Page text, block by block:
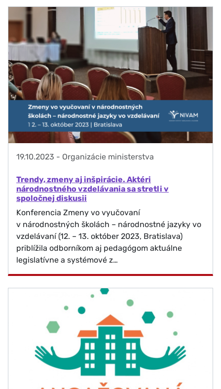
19.10.2023 - Organizácie ministerstva
Trendy, zmeny aj inšpirácie. Aktéri
národnostného vzdelávania sa stretli v
spoločnej diskusii
Konferencia Zmeny vo vyučovaní
v národnostných školách – národnostné jazyky vo
vzdelávaní (12. – 13. október 2023, Bratislava)
priblížila odborníkom aj pedagógom aktuálne
legislatívne a systémové z…